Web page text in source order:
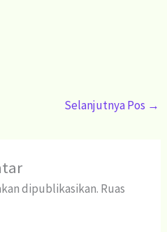
Selanjutnya Pos →
dipublikasikan. Ruas